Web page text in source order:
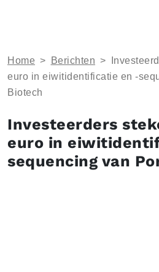
Home > Berichten >
euro in eiwitidentificatie en -
Biotech
Investeerders
euro in
sequencing van